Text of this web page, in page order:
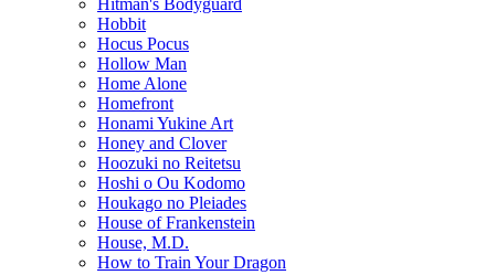
Hitman's Bodyguard
Hobbit
Hocus Pocus
Hollow Man
Home Alone
Homefront
Honami Yukine Art
Honey and Clover
Hoozuki no Reitetsu
Hoshi o Ou Kodomo
Houkago no Pleiades
House of Frankenstein
House, M.D.
How to Train Your Dragon